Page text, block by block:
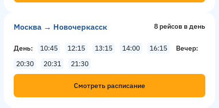
Москва → Новочеркасск 8 рейсов в день
День 10:45 12:15 13:15 14:00 16:15
Вечер
20:30
20:31 21:30
Смотреть расписание